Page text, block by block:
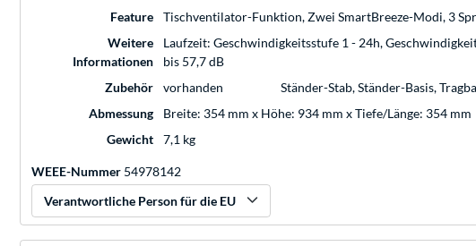
Feature
Tischventilator-Funktion, Zwei SmartBreeze-Modi, 3
Weitere
Informationen
Laufzeit: Geschwindigkeitsstufe 1 - 24h,
bis 57,7 dB
Zubehör
vorhanden
Ständer-Stab, Ständer-Basis,
Abmessung
Breite: 354 mm x Höhe: 934 mm x Tiefe/Länge: 354 mm
Gewicht
7,1 kg
WEEE-Nummer 54978142
Verantwortliche Person für die EU